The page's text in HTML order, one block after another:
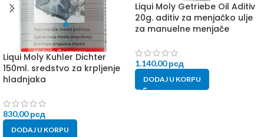
Liqui Moly Kuhler Dichter
150ml. sredstvo za krpljenje
hladnjaka
830,00рсд
DODAJ U KORPU
Liqui Moly Getriebe Oil Aditiv
20g. aditiv za menjačko ulje
za manuelne menjače
1.140,00рсд
DODAJ U KORPU